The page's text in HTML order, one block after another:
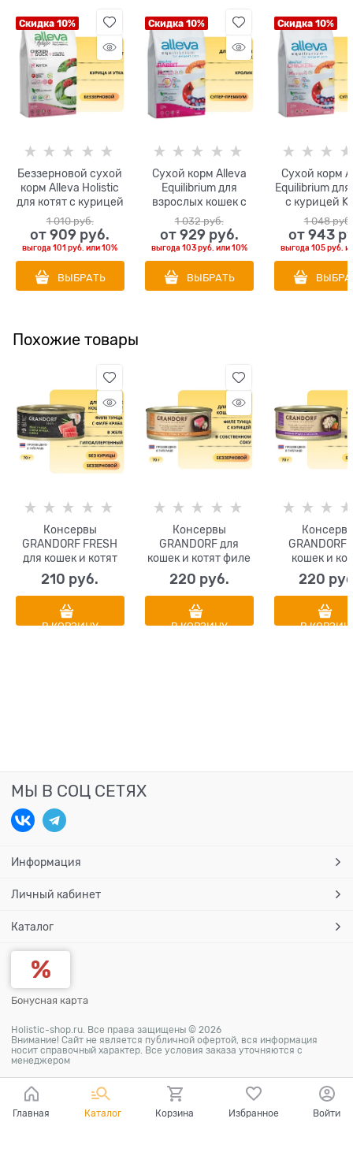
Скидка 10%
Беззерновой сухой
корм Alleva Holistic
для котят с курицей
и уткой (Chicken &
Duck Kitten)
1 010 руб.
от909 руб.
выгода101 руб. или10%
ВЫБРАТЬ
Скидка 10%
Сухой корм Alleva
Equilibrium для
взрослых кошек с
кроликом Sensitive
Rabbit Adult Cat
1 032 руб.
от 929 руб.
выгода 103 руб. или10%
ВЫБРАТЬ
Скидка 10%
Сухой корм
Equilibrium для
с курицей
Chicken
1 048 руб.
от943
выгода 105 руб.
Похожие товары
Консервы
GRANDORF FRESH
для кошек и котят
филе тунца с филе
краба в желе
210 руб.
В КОРЗИНУ
Консервы
GRANDORF для
кошек и котят филе
тунца с куриной
грудкой в
220 руб.
В КОРЗИНУ
GRANDORF
кошек и
куриная
лососем
220
В
МЫ В СОЦ СЕТЯХ
Информация
Личный кабинет
Каталог
Бонусная карта
Holistic-shop.ru. Все права защищены © 2026
Внимание! Сайт не является публичной офертой, вся информация
носит справочный характер. Все условия заказа уточняются с
менеджером
Главная Каталог Корзина Избранное Войти